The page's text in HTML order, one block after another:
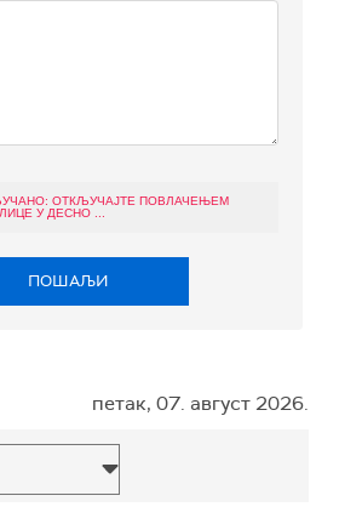
ОТКЉУЧАЈТЕ ПОВЛАЧЕЊЕМ
У ДЕСНО ...
ПОШАЉИ
петак, 07. август 2026.